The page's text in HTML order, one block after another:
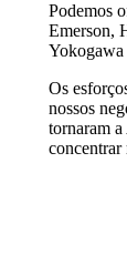
Podemos
Emerson,
Yokogawa
Os
nossos
tornaram
concentrar